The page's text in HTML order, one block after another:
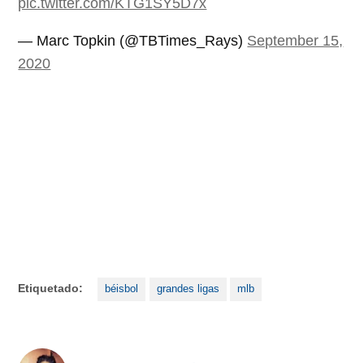
pic.twitter.com/KTG1SY5D7x
— Marc Topkin (@TBTimes_Rays) September 15,
2020
Etiquetado: béisbol grandes ligas mlb